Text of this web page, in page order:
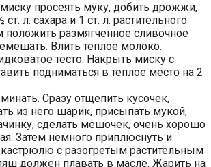
просеять муку, добить дрожжи,
ст. л. сахара и 1 ст. л. растительного
положить размягченное сливочное
Влить теплое молоко.
тесто. Накрыть миску с
подниматься в теплое место на 2
Сразу отщепить кусочек,
из него шарик, присыпать мукой,
сделать мешочек, очень хорошо
Затем немного приплюснуть и
с разогретым растительным
должен плавать в масле. Жарить на